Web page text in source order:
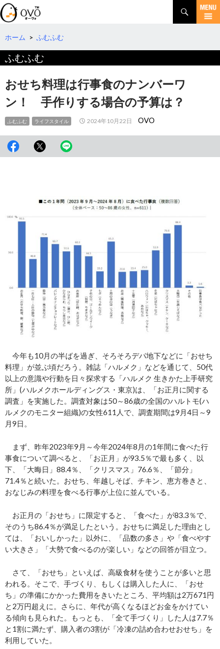
検
索
コ
テ
へ
動
ホーム > ふむふむ
ふむふむ
おせち料理は行事食のナンバーワ
ン！ 手作りする場合の予算は？
ふむふむ ライフスタイル 2024年10月22日 OVO
今年も10月の半ばを過ぎ、そろそろデパ地下などに「おせち
料理」が並ぶ頃だろう。雑誌「ハルメク」などを通じて、50代
以上の意識や行動を日々探求する「ハルメク 生きかた上手研究
所」(ハルメクホールディングス・東京)は、「お正月に関する
調査」を実施した。調査対象は50～86歳の全国のハルトモ(ハ
ルメクのモニター組織)の女性611人で、調査期間は9月4日～9
月9日。
まず、昨年2023年9月～今年2024年8月の1年間に食べた行
事食について調べると、「お正月」が93.5％で最も多く、以
下、「大晦日」88.4％、「クリスマス」76.6％、「節分」
71.4％と続いた。おせち、年越しそば、チキン、恵方巻きと、
おなじみの料理を食べる行事が上位に並んでいる。
お正月の「おせち」に限定すると、「食べた」が83.3％で、
そのうち86.4％が満足したという。おせちに満足した理由とし
ては、「おいしかった」以外に、「品数の多さ」や「食べやす
い大きさ」「大勢で食べるのが楽しい」などの回答が目立つ。
さて、「おせち」といえば、高級食材を使うことが多いと思
われる。そこで、手づくり、もしくは購入した人に、「おせ
ち」の準備にかかった費用をきいたところ、平均額は2万671円
と2万円超えに。さらに、年代が高くなるほどお金をかけてい
る傾向も見られた。もっとも、「全て手づくり」した人は7.7％
と1割に満たず、購入者の3割が「冷凍の詰め合わせおせち」を
利用していた。